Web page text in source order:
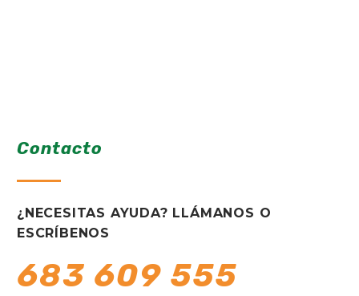
Contacto
¿NECESITAS AYUDA? LLÁMANOS O
ESCRÍBENOS
683 609 555